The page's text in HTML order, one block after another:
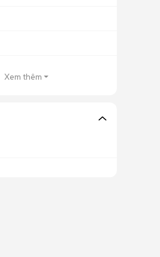
Xem thêm